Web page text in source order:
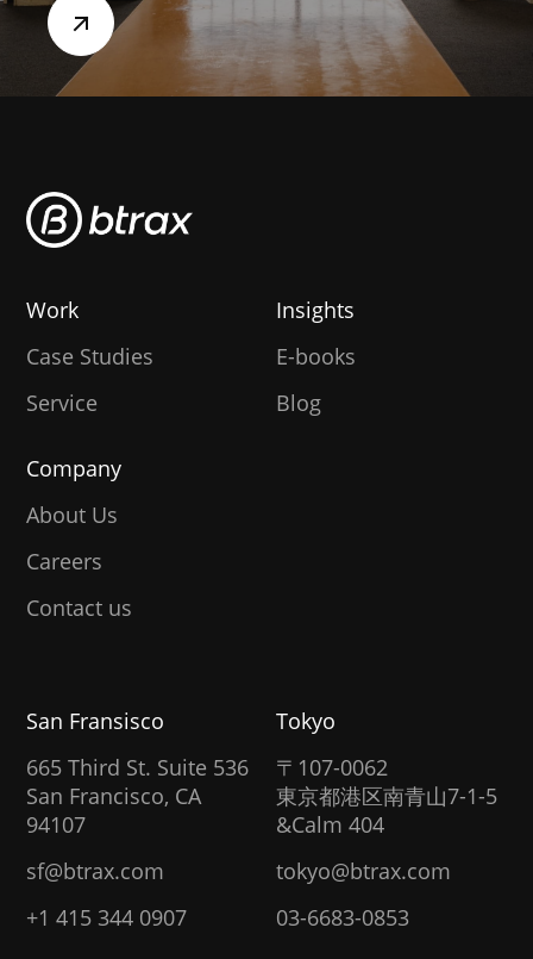
Work
Case Studies
Service
Insights
E-books
Blog
Company
About Us
Careers
Contact us
San Fransisco
665 Third St. Suite 536
San Francisco, CA
94107
sf@btrax.com
+1 415 344 0907
Tokyo
〒107-0062
東京都港区南青山7-1-5
&Calm 404
tokyo@btrax.com
03-6683-0853